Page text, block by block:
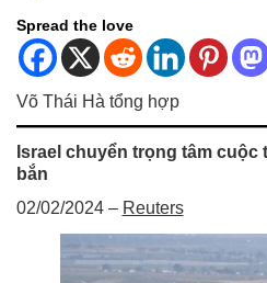
Spread the love
Võ Thái Hà tổng hợp
Israel chuyển trọng tâm
bắn
02/02/2024 – Reuters